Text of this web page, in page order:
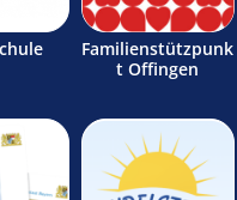
Familienstützpunk
t Offingen